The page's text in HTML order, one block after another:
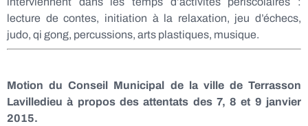
lecture de contes, initiation à la relaxation, jeu d’échecs,
judo, qi gong, percussions, arts plastiques, musique.
Motion du Conseil Municipal de la ville de Terrasson
Lavilledieu à propos des attentats des 7, 8 et 9 janvier
2015.